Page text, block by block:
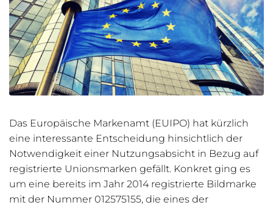
Das Europäische Markenamt (EUIPO) hat kürzlich
eine interessante Entscheidung hinsichtlich der
Notwendigkeit einer Nutzungsabsicht in Bezug auf
registrierte Unionsmarken gefällt. Konkret ging es
um eine bereits im Jahr 2014 registrierte Bildmarke
mit der Nummer 012575155, die eines der